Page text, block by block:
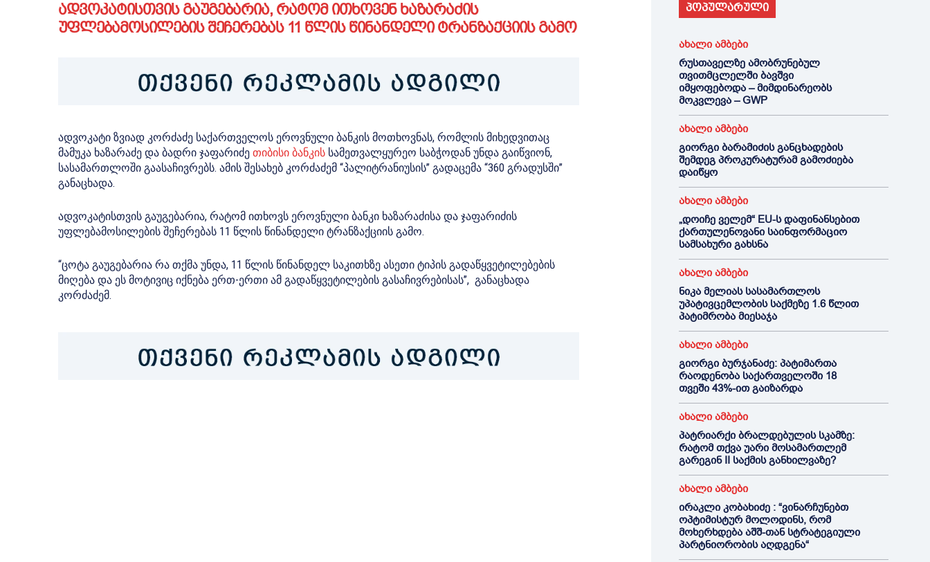
ადვოკატისთვის გაუგებარია, რატომ ითხოვენ ხაზარაძის
უფლებამოსილების შეჩერებას 11 წლის წინანდელი ტრანზაქციის გამო
ადვოკატი ზვიად კორძაძე საქართველოს ეროვნული ბანკის მოთხოვნას, რომლის მიხედვითაც
მამუკა ხაზარაძე და ბადრი ჯაფარიძე თიბისი ბანკის სამეთვალყურეო საბჭოდან უნდა გაიწვიონ,
სასამართლოში გაასაჩივრებს. ამის შესახებ კორძაძემ “პალიტრანიუსის” გადაცემა “360 გრადუსში”
განაცხადა.
ადვოკატისთვის გაუგებარია, რატომ ითხოვს ეროვნული ბანკი ხაზარაძისა და ჯაფარიძის
უფლებამოსილების შეჩერებას 11 წლის წინანდელი ტრანზაქციის გამო.
“ცოტა გაუგებარია რა თქმა უნდა, 11 წლის წინანდელ საკითხზე ასეთი ტიპის გადაწყვეტილებების
მიღება და ეს მოტივიც იქნება ერთ-ერთი ამ გადაწყვეტილების გასაჩივრებისას”, განაცხადა
კორძაძემ.
პოპულარული
ახალი ამბები
რუსთაველზე ამობრუნებულ
თვითმცლელში ბავშვი
იმყოფებოდა – მიმდინარეობს
მოკვლევა – GWP
ახალი ამბები
გიორგი ბარამიძის განცხადების
შემდეგ პროკურატურამ გამოძიება
დაიწყო
ახალი ამბები
„დოიჩე ველემ“ EU-ს დაფინანსებით
ქართულენოვანი საინფორმაციო
სამსახური გახსნა
ახალი ამბები
ნიკა მელიას სასამართლოს
უპატივცემლობის საქმეზე 1.6 წლით
პატიმრობა მიესაჯა
ახალი ამბები
გიორგი ბურჯანაძე: პატიმართა
რაოდენობა საქართველოში 18
თვეში 43%-ით გაიზარდა
ახალი ამბები
პატრიარქი ბრალდებულის სკამზე:
რატომ თქვა უარი მოსამართლემ
გარეგინ II საქმის განხილვაზე?
ახალი ამბები
ირაკლი კობახიძე : “ვინარჩუნებთ
ოპტიმისტურ მოლოდინს, რომ
მოხერხდება აშშ-თან სტრატეგიული
პარტნიორობის აღდგენა“